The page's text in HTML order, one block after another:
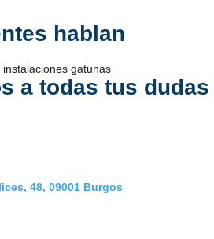
hablan
gatunas
a todas tus dudas
48, 09001 Burgos